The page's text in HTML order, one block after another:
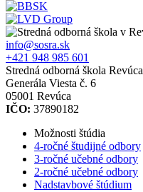
info@sosra.sk
+421 948 985 601
Stredná odborná škola Revúca
Generála Viesta č. 6
05001 Revúca
IČO: 37890182
Možnosti štúdia
4-ročné študijné odbory
3-ročné učebné odbory
2-ročné učebné odbory
Nadstavbové štúdium